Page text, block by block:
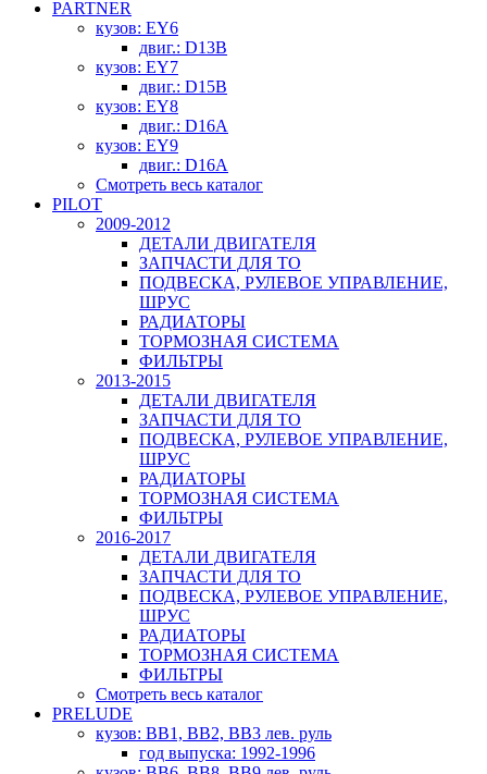
PARTNER
кузов: EY6
двиг.: D13B
кузов: EY7
двиг.: D15B
кузов: EY8
двиг.: D16A
кузов: EY9
двиг.: D16A
Смотреть весь каталог
PILOT
2009-2012
ДЕТАЛИ ДВИГАТЕЛЯ
ЗАПЧАСТИ ДЛЯ ТО
ПОДВЕСКА, РУЛЕВОЕ УПРАВЛЕНИЕ,
ШРУС
РАДИАТОРЫ
ТОРМОЗНАЯ СИСТЕМА
ФИЛЬТРЫ
2013-2015
ДЕТАЛИ ДВИГАТЕЛЯ
ЗАПЧАСТИ ДЛЯ ТО
ПОДВЕСКА, РУЛЕВОЕ УПРАВЛЕНИЕ,
ШРУС
РАДИАТОРЫ
ТОРМОЗНАЯ СИСТЕМА
ФИЛЬТРЫ
2016-2017
ДЕТАЛИ ДВИГАТЕЛЯ
ЗАПЧАСТИ ДЛЯ ТО
ПОДВЕСКА, РУЛЕВОЕ УПРАВЛЕНИЕ,
ШРУС
РАДИАТОРЫ
ТОРМОЗНАЯ СИСТЕМА
ФИЛЬТРЫ
Смотреть весь каталог
PRELUDE
кузов: BB1, BB2, BB3 лев. руль
год выпуска: 1992-1996